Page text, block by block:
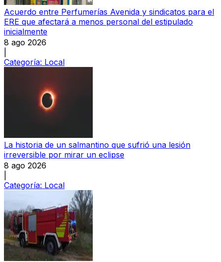
Acuerdo entre Perfumerías Avenida y sindicatos para el
ERE que afectará a menos personal del estipulado
inicialmente
8 ago 2026
Categoría: Local
La historia de un salmantino que sufrió una lesión
irreversible por mirar un eclipse
8 ago 2026
Categoría: Local